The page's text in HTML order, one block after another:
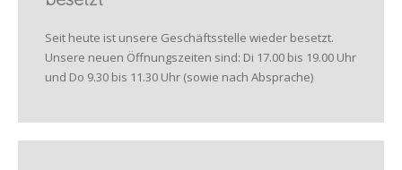
Seit heute ist unsere Geschäftsstelle wieder besetzt.
Unsere neuen Öffnungszeiten sind: Di 17.00 bis 19.00 Uhr
und Do 9.30 bis 11.30 Uhr (sowie nach Absprache)